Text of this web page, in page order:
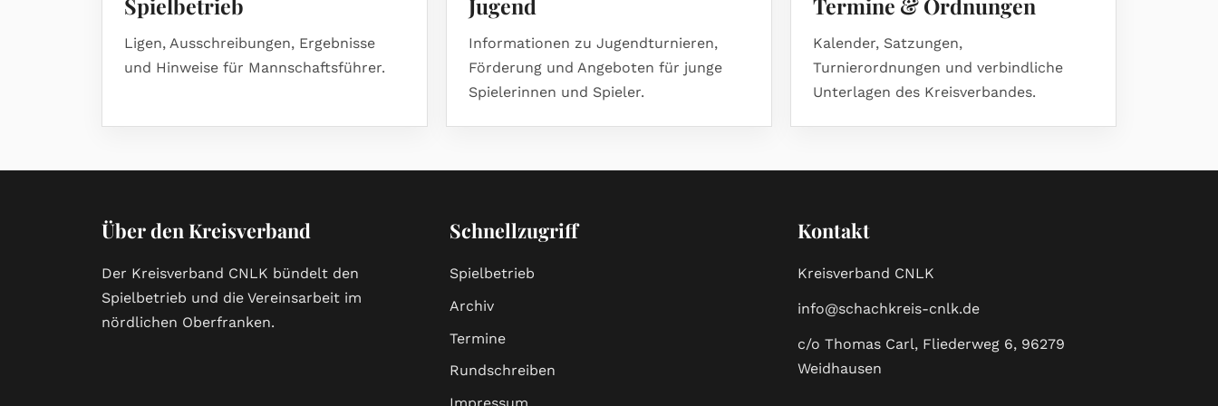
Spielbetrieb
Ligen, Ausschreibungen, Ergebnisse
und Hinweise für Mannschaftsführer.
Jugend
Informationen zu Jugendturnieren,
Förderung und Angeboten für junge
Spielerinnen und Spieler.
Termine & Ordnungen
Kalender, Satzungen,
Turnierordnungen und verbindliche
Unterlagen des Kreisverbandes.
Über den Kreisverband
Der Kreisverband CNLK bündelt den
Spielbetrieb und die Vereinsarbeit im
nördlichen Oberfranken.
Schnellzugriff
Spielbetrieb
Archiv
Termine
Rundschreiben
Kontakt
Kreisverband CNLK
info@schachkreis-cnlk.de
c/o Thomas Carl, Fliederweg 6, 96279
Weidhausen